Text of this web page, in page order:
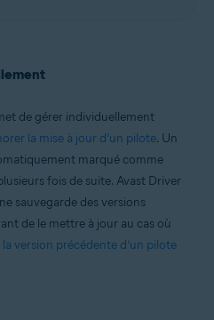
de gérer individuellement
la mise à jour d’un pilote. Un
marqué comme
fois de suite. Avast Driver
sauvegarde des versions
de le mettre à jour au cas où
version précédente d’un pilote